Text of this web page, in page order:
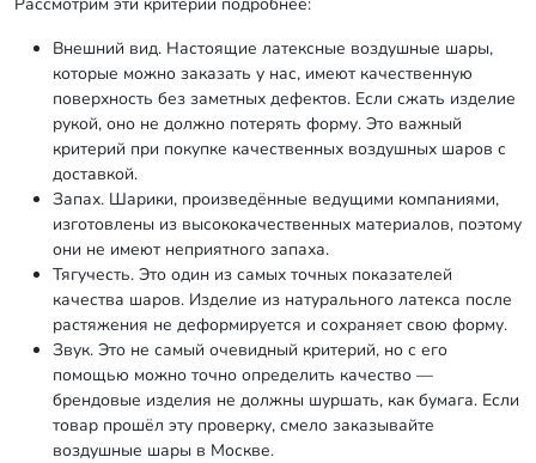
Внешний вид. Настоящие латексные воздушные шары,
которые можно заказать у нас, имеют качественную
поверхность без заметных дефектов. Если сжать изделие
рукой, оно не должно потерять форму. Это важный
критерий при покупке качественных воздушных шаров с
доставкой.
Запах. Шарики, произведённые ведущими компаниями,
изготовлены из высококачественных материалов, поэтому
они не имеют неприятного запаха.
Тягучесть. Это один из самых точных показателей
качества шаров. Изделие из натурального латекса после
растяжения не деформируется и сохраняет свою форму.
Звук. Это не самый очевидный критерий, но с его
помощью можно точно определить качество —
брендовые изделия не должны шуршать, как бумага. Если
товар прошёл эту проверку, смело заказывайте
воздушные шары в Москве.